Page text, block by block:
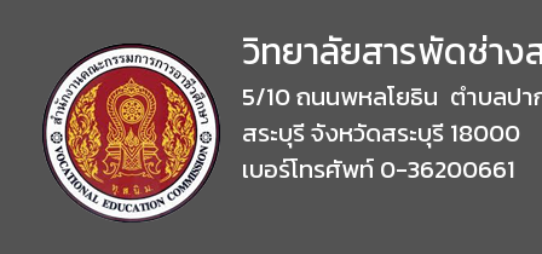
วิทยาลัยสารพัดช่าง
5/10 ถนนพหลโยธิน ตำบลปา
สระบุรี จังหวัดสระบุรี 18000
เบอร์โทรศัพท์ 0-36200661